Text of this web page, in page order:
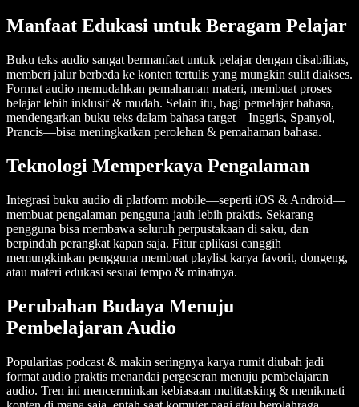
Manfaat Edukasi untuk Beragam Pelajar
Buku teks audio sangat bermanfaat untuk pelajar dengan disabilitas,
memberi jalur berbeda ke konten tertulis yang mungkin sulit diakses.
Format audio memudahkan pemahaman materi, membuat proses
belajar lebih inklusif & mudah. Selain itu, bagi pemelajar bahasa,
mendengarkan buku teks dalam bahasa target—Inggris, Spanyol,
Prancis—bisa meningkatkan perolehan & pemahaman bahasa.
Teknologi Memperkaya Pengalaman
Integrasi buku audio di platform mobile—seperti iOS & Android—
membuat pengalaman pengguna jauh lebih praktis. Sekarang
pengguna bisa membawa seluruh perpustakaan di saku, dan
berpindah perangkat kapan saja. Fitur aplikasi canggih
memungkinkan pengguna membuat playlist karya favorit, dongeng,
atau materi edukasi sesuai tempo & minatnya.
Perubahan Budaya Menuju
Pembelajaran Audio
Popularitas podcast & makin seringnya karya rumit diubah jadi
format audio praktis menandai pergeseran menuju pembelajaran
audio. Tren ini mencerminkan kebiasaan multitasking & menikmati